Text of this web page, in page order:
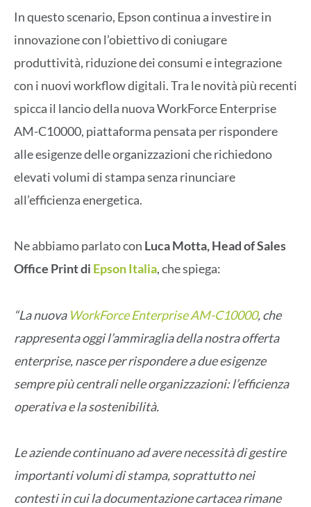
In questo scenario, Epson continua a investire in
innovazione con l’obiettivo di coniugare
produttività, riduzione dei consumi e integrazione
con i nuovi workflow digitali. Tra le novità più recenti
spicca il lancio della nuova WorkForce Enterprise
AM-C10000, piattaforma pensata per rispondere
alle esigenze delle organizzazioni che richiedono
elevati volumi di stampa senza rinunciare
all’efficienza energetica.
Ne abbiamo parlato con Luca Motta, Head of Sales
Office Print di Epson Italia, che spiega:
“La nuova WorkForce Enterprise AM-C10000, che
rappresenta oggi l’ammiraglia della nostra offerta
enterprise, nasce per rispondere a due esigenze
sempre più centrali nelle organizzazioni: l’efficienza
operativa e la sostenibilità.
Le aziende continuano ad avere necessità di gestire
importanti volumi di stampa, soprattutto nei
contesti in cui la documentazione cartacea rimane